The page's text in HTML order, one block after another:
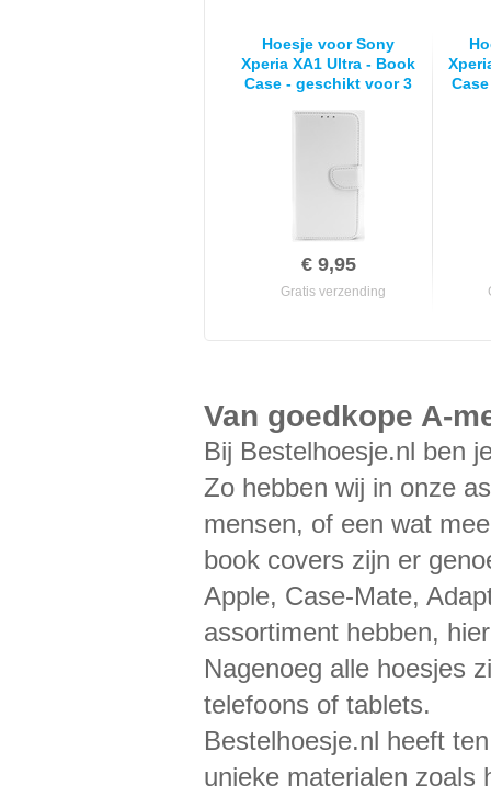
Hoesje voor Sony
Xperia XA1 Ultra - Book
Case - geschikt voor 3
€ 9,95
Gratis verzending
Van goedkope A-
Bij Bestelhoesje.nl ben
Zo hebben wij in onze
mensen, of een wat
book covers zijn er
Apple, Case-Mate,
assortiment hebben,
Nagenoeg alle hoesjes
telefoons of tablets.
Bestelhoesje.nl heeft
unieke materialen zoals